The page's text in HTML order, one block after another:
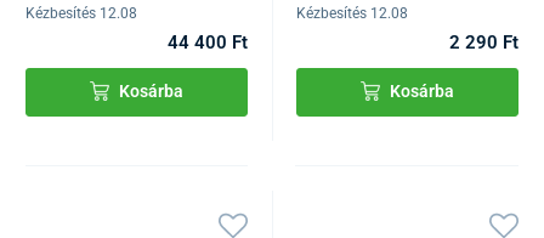
Kézbesítés 12.08
44 400 Ft
Kosárba
Kézbesítés 12.08
2 290 Ft
Kosárba